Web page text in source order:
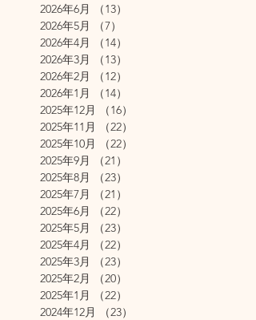
2026年6月
（13）
2026年5月
（7）
2026年4月
（14）
2026年3月
（13）
2026年2月
（12）
2026年1月
（14）
2025年12月
（16）
2025年11月
（22）
2025年10月
（22）
2025年9月
（21）
2025年8月
（23）
2025年7月
（21）
2025年6月
（22）
2025年5月
（23）
2025年4月
（22）
2025年3月
（23）
2025年2月
（20）
2025年1月
（22）
2024年12月
（23）